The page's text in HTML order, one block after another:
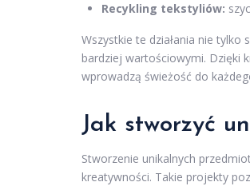
Recykling tekstyliów:
Wszystkie te działania nie
bardziej wartościowymi. Dzięki
wprowadzą świeżość do
Jak stworzyć
Stworzenie unikalnych
kreatywności. Takie projekty